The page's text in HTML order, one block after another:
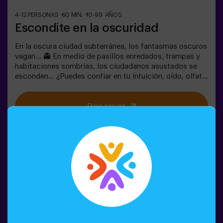
4-12 PERSONAS 60 MIN. 10-99 AÑOS
Escondite en la oscuridad
En la oscura ciudad subterránea, los fantasmas oscuros
vagan... 👻 En medio de pasillos enredados, trampas y
habitaciones sombrías, los ciudadanos asustados se
esconden... ¿Puedes confiar en tu intuición, oído, olfato
luego encontrar a tus amigos?🔦 Escondite en la
Oscuridad es un juego inmersivo sensorial inspirado en
movimiento, adrenalina y emoción real en completa
oscuridad. No es un escape room clásico: aquí vives la
acción en primera persona.La sala es segura y
envolvente, con túneles, escondites y efectos de luz y
sonido que hacen la experiencia inolvidable✅ Ideal para
grupos grandes | planes con amigos | adolescentes |
team building❗Los jugadores menores de 14 años o igual
deberán entrar acompañados por al menos de un adulto.
Existe la opción de que un monitor les acompañe en la
Reservar